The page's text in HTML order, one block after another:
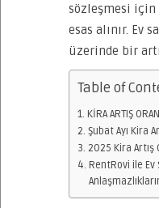
sözleşmesi için
esas alınır. Ev
üzerinde bir
Table of
KİRA ARTIŞ
Şubat Ayı Kira
2025 Kira Artış
RentRovi ile Ev